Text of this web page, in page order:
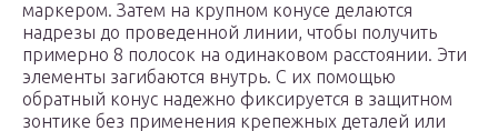
маркером. Затем на крупном конусе делаются
надрезы до проведенной линии, чтобы получить
примерно 8 полосок на одинаковом расстоянии. Эти
элементы загибаются внутрь. С их помощью
обратный конус надежно фиксируется в защитном
зонтике без применения крепежных деталей или